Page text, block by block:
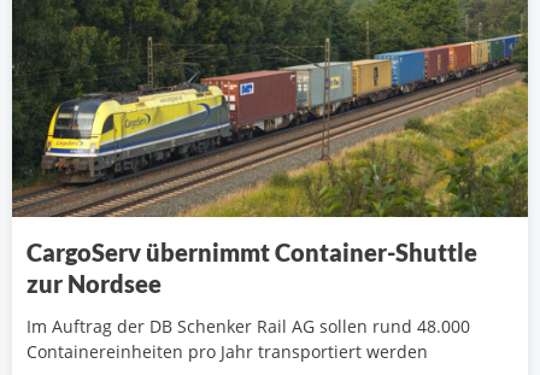
CargoServ übernimmt Container-Shuttle
zur Nordsee
Im Auftrag der DB Schenker Rail AG sollen rund 48.000
Containereinheiten pro Jahr transportiert werden